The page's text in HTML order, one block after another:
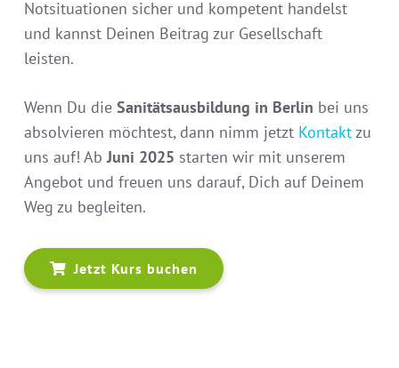
Notsituationen sicher und kompetent handelst
und kannst Deinen Beitrag zur Gesellschaft
leisten.
Wenn Du die Sanitätsausbildung in Berlin bei uns
absolvieren möchtest, dann nimm jetzt Kontaktzu
uns auf! Ab Juni 2025 starten wir mit unserem
Angebot und freuen uns darauf, Dich auf Deinem
Weg zu begleiten.
Jetzt Kurs buchen